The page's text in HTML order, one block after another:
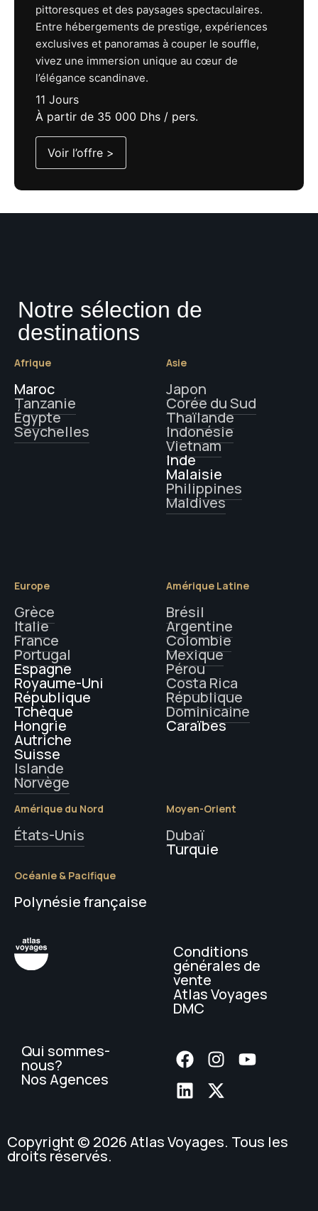
pittoresques et des paysages spectaculaires.
Entre hébergements de prestige, expériences
exclusives et panoramas à couper le souffle,
vivez une immersion unique au cœur de
l’élégance scandinave.
11 Jours
À partir de 35 000 Dhs / pers.
Voir l’offre >
Notre sélection de
destinations
Afrique
Maroc
Tanzanie
Égypte
Seychelles
Asie
Japon
Corée du Sud
Thaïlande
Indonésie
Vietnam
Inde
Malaisie
Philippines
Maldives
Europe
Grèce
Italie
France
Portugal
Espagne
Royaume-Uni
République
Tchèque
Hongrie
Autriche
Suisse
Islande
Norvège
Amérique Latine
Brésil
Argentine
Colombie
Mexique
Pérou
Costa Rica
République
Dominicaine
Caraïbes
Amérique du Nord
États-Unis
Moyen-Orient
Dubaï
Turquie
Océanie & Pacifique
Polynésie française
Conditions
générales de
vente
Atlas Voyages
DMC
Qui sommes-
nous?
Nos Agences
Copyright © 2026 Atlas Voyages. Tous les
droits réservés.